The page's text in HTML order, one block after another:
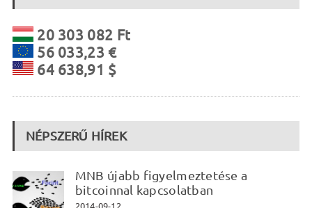
20 303 082 Ft
56 033,23 €
64 638,91 $
NÉPSZERŰ HÍREK
MNB újabb figyelmeztetése a
bitcoinnal kapcsolatban
2014-09-12